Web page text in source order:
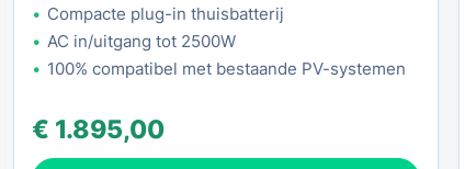
Compacte plug-in thuisbatterij
AC in/uitgang tot 2500W
100% compatibel met bestaande PV-systemen
€ 1.895,00